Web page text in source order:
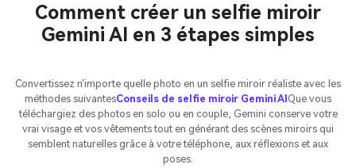
Comment créer un selfie miroir
Gemini AI en 3 étapes simples
Convertissez n'importe quelle photo en un selfie miroir réaliste avec les
méthodes suivantesConseils de selfie miroir Gemini AI Que vous
téléchargiez des photos en solo ou en couple, Gemini conserve votre
vrai visage et vos vêtements tout en générant des scènes miroirs qui
semblent naturelles grâce à votre téléphone, aux réflexions et aux
poses.